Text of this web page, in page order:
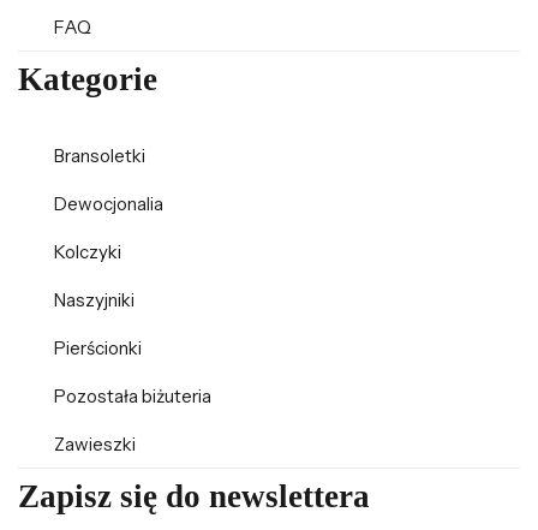
FAQ
Kategorie
Bransoletki
Dewocjonalia
Kolczyki
Naszyjniki
Pierścionki
Pozostała biżuteria
Zawieszki
Zapisz się do newslettera